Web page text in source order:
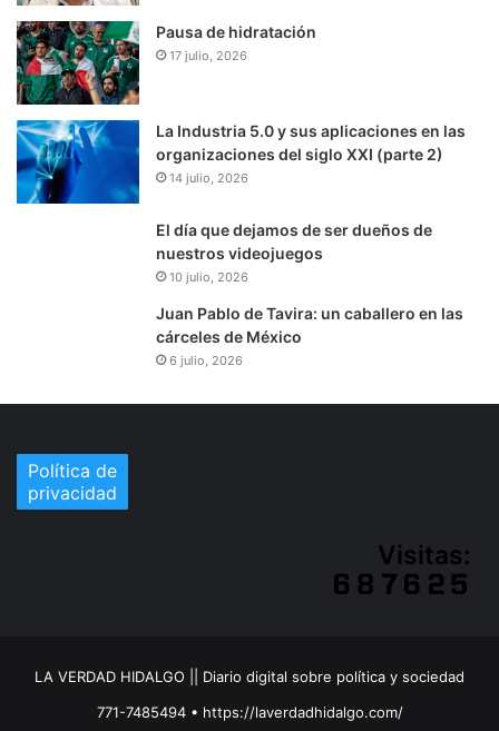
Pausa de hidratación
17 julio, 2026
La Industria 5.0 y sus aplicaciones en las
organizaciones del siglo XXI (parte 2)
14 julio, 2026
El día que dejamos de ser dueños de
nuestros videojuegos
10 julio, 2026
Juan Pablo de Tavira: un caballero en las
cárceles de México
6 julio, 2026
Política de
privacidad
Visitas:
LA VERDAD HIDALGO || Diario digital sobre política y sociedad
771-7485494 • https://laverdadhidalgo.com/